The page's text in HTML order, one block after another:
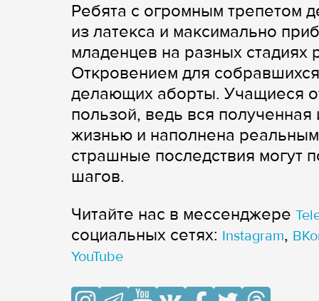
Ребята с огромным трепетом
из латекса и максимально
младенцев на разных стадиях
Откровением для
делающих аборты. Учащиеся
пользой, ведь вся
жизнью и наполнена
страшные последствия могут
шагов.
Читайте нас в мессенджере
cоциальных сетях: Instagram,
YouTube